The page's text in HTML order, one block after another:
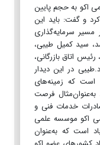
اکو به حجم پایین
و گفت: باید این
سرمایه‌گذاری
سید کمیل طیبی،
اتاق بازرگانی،
در این دیدار
است که زمینه‌های
فرصت
خدمات فنی و
اکو موسسه علمی
است که به‌عنوان